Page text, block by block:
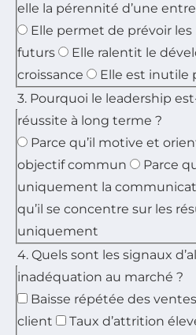
elle la pérennité d’une
Elle permet de prévoir
futurs
Elle ralentit le
croissance
Elle est inutile
3. Pourquoi le leadership
réussite à long terme ?
Parce qu’il motive et
objectif commun
Parce
uniquement la
qu’il se concentre sur les
uniquement
4. Quels sont les signaux
inadéquation au marché ?
Baisse répétée des ventes
client
Taux d’attrition